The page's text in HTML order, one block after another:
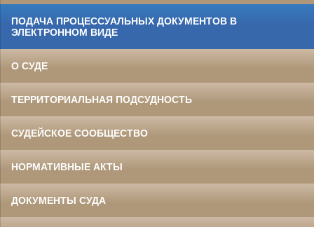
ПОДАЧА ПРОЦЕССУАЛЬНЫХ ДОКУМЕНТОВ В
ЭЛЕКТРОННОМ ВИДЕ
О СУДЕ
ТЕРРИТОРИАЛЬНАЯ ПОДСУДНОСТЬ
СУДЕЙСКОЕ СООБЩЕСТВО
НОРМАТИВНЫЕ АКТЫ
ДОКУМЕНТЫ СУДА